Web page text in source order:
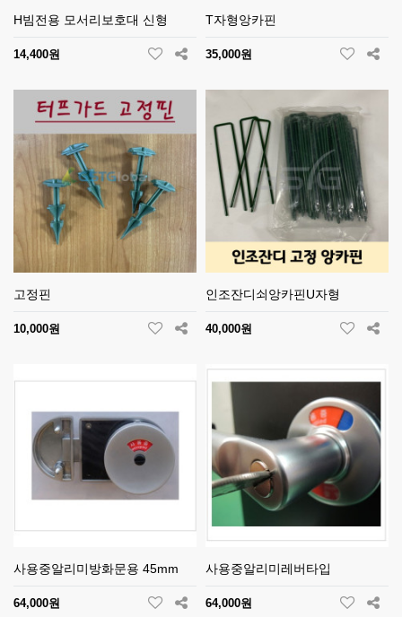
H빔전용 모서리보호대 신형
14,400원
T자형앙카핀
35,000원
고정핀
10,000원
인조잔디쇠앙카핀U자형
40,000원
사용중알리미방화문용 45mm
64,000원
사용중알리미레버타입
64,000원